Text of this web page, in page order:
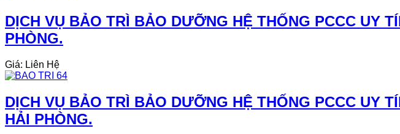
DỊCH VỤ BẢO TRÌ BẢO DƯỠNG HỆ THỐNG PCCC UY
PHÒNG.
Giá: Liên Hệ
DỊCH VỤ BẢO TRÌ BẢO DƯỠNG HỆ THỐNG PCCC UY
HẢI PHÒNG.